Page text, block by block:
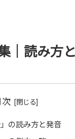
｜読み方
次
」の読み方と発音